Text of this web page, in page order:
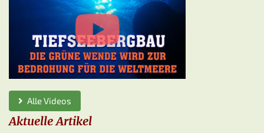
Alle Videos
Aktuelle Artikel